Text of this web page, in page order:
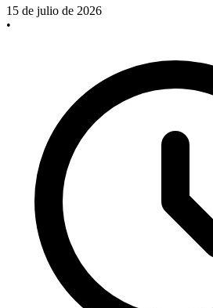
15 de julio de 2026
•